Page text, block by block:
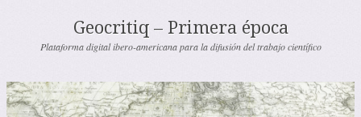
Geocritiq – Primera época
Plataforma digital ibero-americana para la difusión del trabajo científico